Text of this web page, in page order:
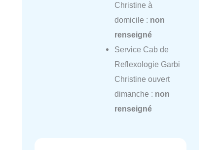
Christine à
domicile : non
renseigné
Service Cab de
Reflexologie Garbi
Christine ouvert
dimanche : non
renseigné